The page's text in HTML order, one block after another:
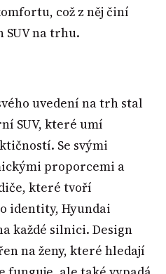
což z něj činí
SUV na trhu.
uvedení na trh stal
SUV, které umí
Se svými
proporcemi a
které tvoří
identity, Hyundai
každé silnici. Design
na ženy, které hledají